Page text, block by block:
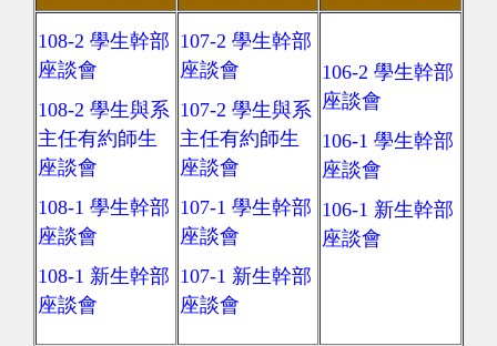
108-2 學生幹部
座談會
108-2 學生與系
主任有約師生
座談會
108-1 學生幹部
座談會
108-1 新生幹部
座談會
107-2 學生幹部
座談會
107-2 學生與系
主任有約師生
座談會
107-1 學生幹部
座談會
107-1 新生幹部
座談會
106-2 學生幹部
座談會
106-1 學生幹部
座談會
106-1 新生幹部
座談會